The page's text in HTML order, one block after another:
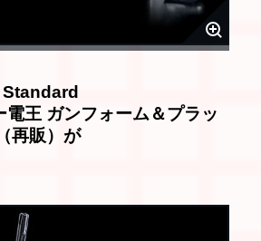
Standard
王 ガンフォーム＆プラッ
再販）が